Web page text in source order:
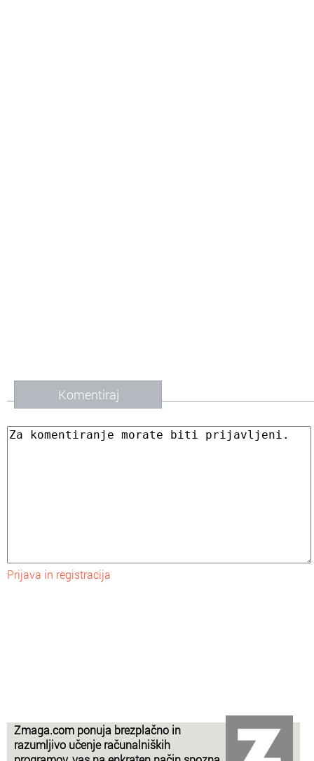
Komentiraj
Prijava in registracija
Zmaga.com ponuja brezplačno in
razumljivo učenje računalniških